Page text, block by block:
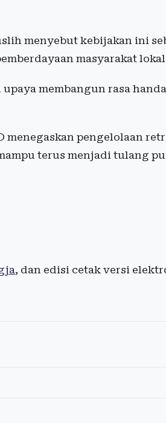
menyebut kebijakan ini
masyarakat
membangun rasa
menegaskan pengelolaan
terus menjadi tulang
, dan edisi cetak versi